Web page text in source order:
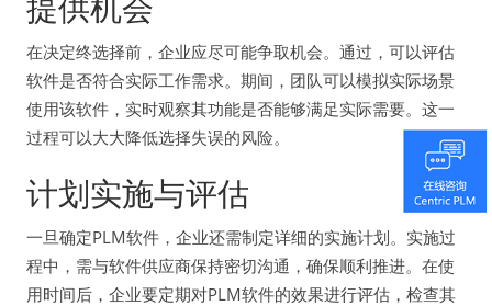
在决定终选择前，企业应尽可能争取机会。通过，可以评估
软件是否符合实际工作需求。期间，团队可以模拟实际场景
使用该软件，实时观察其功能是否能够满足实际需要。这一
过程可以大大降低选择失误的风险。
计划实施与评估
一旦确定PLM软件，企业还需制定详细的实施计划。实施过
程中，需与软件供应商保持密切沟通，确保顺利推进。在使
用时间后，企业要定期对PLM软件的效果进行评估，检查其